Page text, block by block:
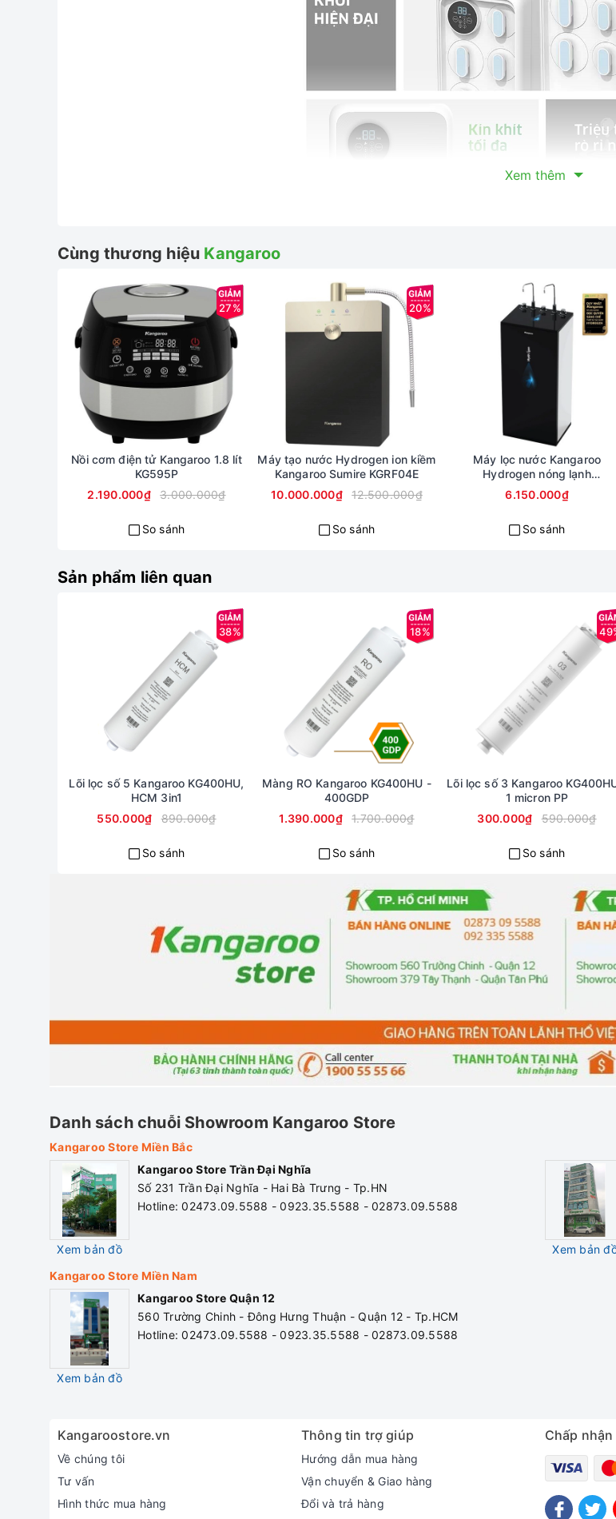
Chức năng: Loại bỏ bùn đất, các cặn bận lớn hơn 5 micron
Thời gian thay lõi: Thay sau 3-6 tháng khoảng 18.000 lít nước
Xem thêm
Cùng thương hiệu Kangaroo
27%
Nồi cơm điện tử Kangaroo 1.8 lít
KG595P
2.190.000₫
3.000.000₫
So sánh
20%
Máy tạo nước Hydrogen ion kiềm
Kangaroo Sumire KGRF04E
10.000.000₫
12.500.000₫
So sánh
Máy lọc nước Kangaroo
Hydrogen nóng lạnh
KG100ESGHC9
6.150.000₫
So sánh
Sản phẩm liên quan
38%
Lõi lọc số 5 Kangaroo KG400HU,
HCM 3in1
550.000₫
890.000₫
So sánh
18%
Màng RO Kangaroo KG400HU -
400GDP
1.390.000₫
1.700.000₫
So sánh
Lõi lọc số 3 Kangaroo
1 micron PP
300.000₫
590.000₫
So sánh
Danh sách chuỗi Showroom Kangaroo Store
Kangaroo Store Miền Bắc
Xem bản đồ
Kangaroo Store Trần Đại Nghĩa
Số 231 Trần Đại Nghĩa - Hai Bà Trưng - Tp.HN
Hotline: 02473.09.5588 - 0923.35.5588 - 02873.09.5588
Xem bản
Kangaroo Store Miền Nam
Xem bản đồ
Kangaroo Store Quận 12
560 Trường Chinh - Đông Hưng Thuận - Quận 12 - Tp.HCM
Hotline: 02473.09.5588 - 0923.35.5588 - 02873.09.5588
Kangaroostore.vn
Về chúng tôi
Tư vấn
Hình thức mua hàng
Thông tin trợ giúp
Hướng dẫn mua hàng
Vận chuyển & Giao hàng
Đổi và trả hàng
Chấp